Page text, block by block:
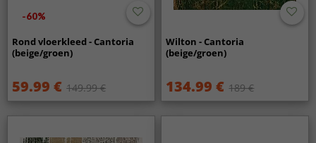
-60%
Rond vloerkleed - Cantoria
(beige/groen)
59.99 € 149.99 €
Wilton - Cantoria
(beige/groen)
134.99 € 189 €